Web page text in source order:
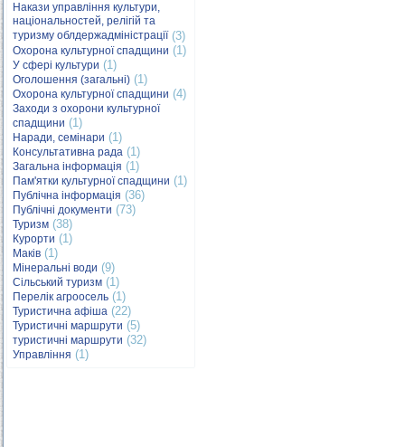
Накази управління культури,
національностей, релігій та
туризму облдержадміністрації(3)
Охорона культурної спадщини (1)
У сфері культури (1)
Оголошення (загальні) (1)
Охорона культурної спадщини (4)
Заходи з охорони культурної
спадщини (1)
Наради, семінари (1)
Консультативна рада (1)
Загальна інформація (1)
Пам'ятки культурної спадщини (1)
Публічна інформація (36)
Публічні документи (73)
Туризм (38)
Курорти (1)
Маків (1)
Мінеральні води (9)
Сільський туризм (1)
Перелік агроосель (1)
Туристична афіша (22)
Туристичні маршрути (5)
туристичні маршрути (32)
Управління (1)